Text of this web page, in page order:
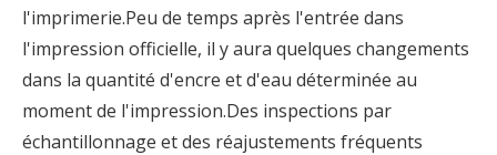
l'imprimerie.Peu de temps après l'entrée dans
l'impression officielle, il y aura quelques changements
dans la quantité d'encre et d'eau déterminée au
moment de l'impression.Des inspections par
échantillonnage et des réajustements fréquents